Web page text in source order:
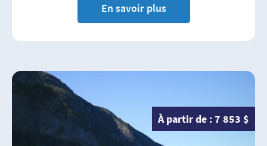
En savoir plus
À partir de : 7 853 $